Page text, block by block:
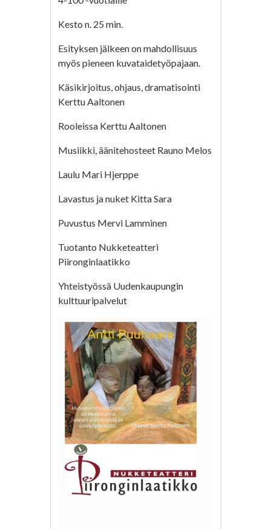
Kesto n. 25 min.
Esityksen jälkeen on mahdollisuus
myös pieneen kuvataidetyöpajaan.
Käsikirjoitus, ohjaus, dramatisointi
Kerttu Aaltonen
Rooleissa Kerttu Aaltonen
Musiikki, äänitehosteet Rauno Melos
Laulu Mari Hjerppe
Lavastus ja nuket Kitta Sara
Puvustus Mervi Lamminen
Tuotanto Nukketeatteri
Piironginlaatikko
Yhteistyössä Uudenkaupungin
kulttuuripalvelut